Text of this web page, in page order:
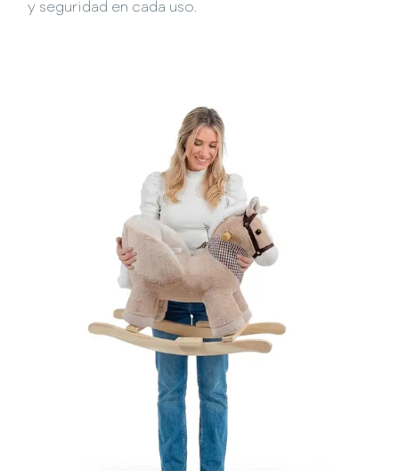
y seguridad en cada uso.